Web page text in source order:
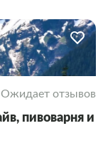
Ожидает отзывов
пивоварня и